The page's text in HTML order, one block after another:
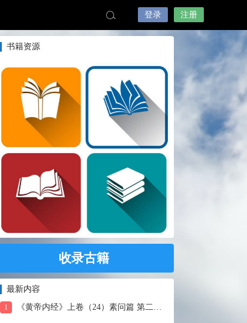
登录 注册
书籍资源
收录古籍
最新内容
1 《黄帝内经》上卷（24）素问篇 第二十四篇 血气形志篇第